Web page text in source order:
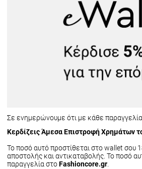
Σε ενημερώνουμε ότι με κάθε
Κερδίζεις Άμεσα Επιστροφή Χρημάτων
Το ποσό αυτό προστίθεται στο wallet σου
αποστολής και αντικαταβολής. Το ποσό
παραγγελία στοFashioncore.gr